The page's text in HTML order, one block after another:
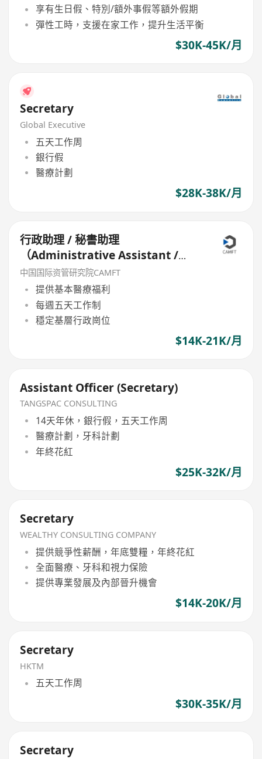
享有生日假、特別/額外事假等額外假期
彈性工時，支援在家工作，提升生活平衡
$30K-45K/月
Secretary
Global Executive
五天工作周
銀行假
醫療計劃
$28K-38K/月
行政助理 / 秘書助理
（Administrative Assistant /
Secretary Assistant）
中国国际资管研究院CAMFT
提供基本醫療福利
每週五天工作制
穩定基層行政崗位
$14K-21K/月
Assistant Officer (Secretary)
TANGSPAC CONSULTING
14天年休，銀行假，五天工作周
醫療計劃，牙科計劃
年終花紅
$25K-32K/月
Secretary
WEALTHY CONSULTING COMPANY
提供競爭性薪酬，年底雙糧，年終花紅
全面醫療、牙科和視力保險
提供專業發展及內部晉升機會
$14K-20K/月
Secretary
HKTM
五天工作周
$30K-35K/月
Secretary